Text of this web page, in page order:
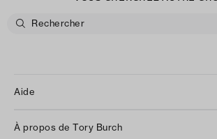
Aide
À propos de Tory Burch